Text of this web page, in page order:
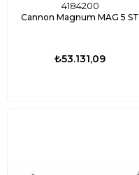
4184200
Cannon Magnum MAG 5 ST
₺53.131,09